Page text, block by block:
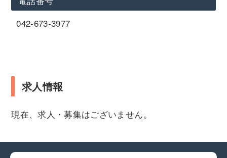
042-673-3977
求人情報
現在、求人・募集はございません。